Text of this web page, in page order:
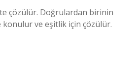
çözülür. Doğrulardan birinin
konulur ve eşitlik için çözülür.